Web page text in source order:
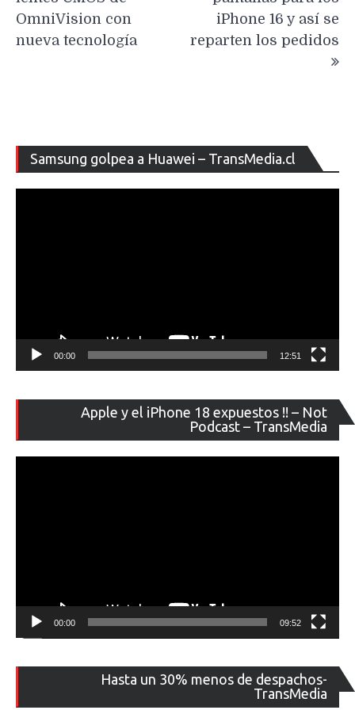
OmniVision con
nueva tecnología
iPhone 16 y así se
reparten los pedidos
Samsung golpea a Huawei – TransMedia.cl
de
00:00 12:51
Apple y el iPhone 18 expuestos !! – Not
Podcast – TransMedia
de
00:00 09:52
Hasta un 30% menos de despachos-
TransMedia
de